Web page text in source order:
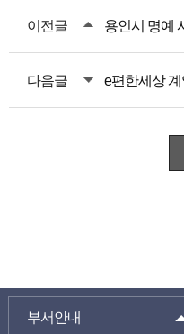
이전글
다음글
부서안내